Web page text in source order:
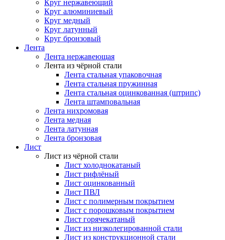
Круг нержавеющий
Круг алюминиевый
Круг медный
Круг латунный
Круг бронзовый
Лента
Лента нержавеющая
Лента из чёрной стали
Лента стальная упаковочная
Лента стальная пружинная
Лента стальная оцинкованная (штрипс)
Лента штамповальная
Лента нихромовая
Лента медная
Лента латунная
Лента бронзовая
Лист
Лист из чёрной стали
Лист холоднокатаный
Лист рифлёный
Лист оцинкованный
Лист ПВЛ
Лист с полимерным покрытием
Лист с порошковым покрытием
Лист горячекатаный
Лист из низколегированной стали
Лист из конструкционной стали